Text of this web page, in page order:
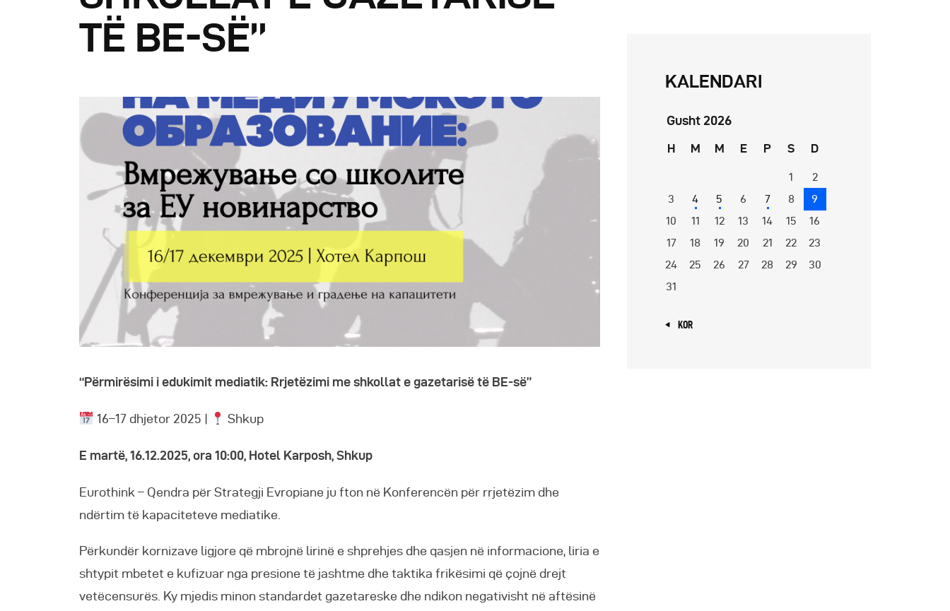
TË BE-SË”
“Përmirësimi i edukimit mediatik: Rrjetëzimi me shkollat e gazetarisë të BE-së”
16–17 dhjetor 2025 | Shkup
E martë, 16.12.2025, ora 10:00, Hotel Karposh, Shkup
Eurothink – Qendra për Strategji Evropiane ju fton në Konferencën për rrjetëzim dhe
ndërtim të kapaciteteve mediatike.
Përkundër kornizave ligjore që mbrojnë lirinë e shprehjes dhe qasjen në informacione, liria e
shtypit mbetet e kufizuar nga presione të jashtme dhe taktika frikësimi që çojnë drejt
vetëcensurës. Ky mjedis minon standardet gazetareske dhe ndikon negativisht në aftësinë
KALENDARI
Gusht 2026
H M M E P S D
1
2
3
4 5 6 7 8
9
10
11 12 13 14 15
16
17
18 19 20 21 22
23
24
25 26 27 28 29
30
31
« KOR